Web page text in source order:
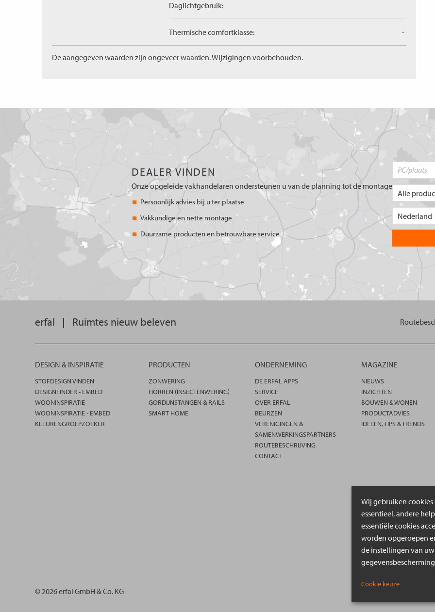
Wij gebruiken
essentieel, andere
essentiële cookies
worden opgeroepen
de instellingen van
Cookie keuze
Daglichtgebruik: -
Thermische comfortklasse: -
De aangegeven waarden zijn ongeveer waarden. Wijzigingen voorbehouden.
DEALER VINDEN
Onze opgeleide vakhandelaren ondersteunen u van de planning tot de montage
Persoonlijk advies bij u ter plaatse
Vakkundige en nette montage
Duurzame producten en betrouwbare service
erfal | Ruimtes nieuw beleven
DESIGN & INSPIRATIE
STOFDESIGN VINDEN
DESIGNFINDER - EMBED
WOONINSPIRATIE
WOONINSPIRATIE - EMBED
KLEURENGROEPZOEKER
PRODUCTEN
ZONWERING
HORREN (INSECTENWERING)
GORDIJNSTANGEN & RAILS
SMART HOME
ONDERNEMING
DE ERFAL APPS
SERVICE
OVER ERFAL
BEURZEN
VERENIGINGEN &
SAMENWERKINGSPARTNERS
ROUTEBESCHRIJVING
CONTACT
MAGAZINE
NIEUWS
INZICHTEN
BOUWEN & WONEN
PRODUCTADVIES
IDEEËN, TIPS & TRENDS
© 2026 erfal GmbH & Co. KG